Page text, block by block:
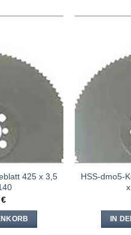
Meine
Sägen
hinzufügen
425 x 3,5
€
HSS-dmo5-
IN